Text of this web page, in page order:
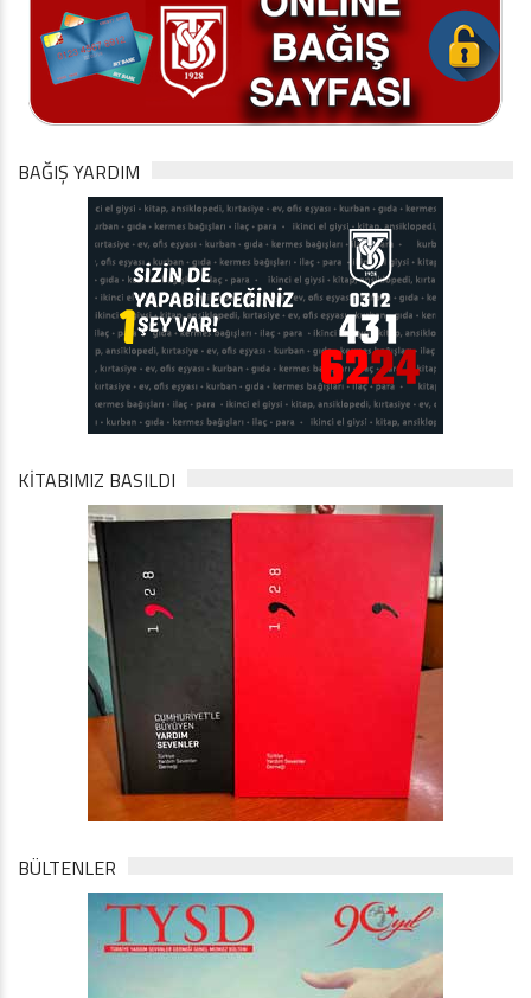
BAĞIŞ YARDIM
KİTABIMIZ BASILDI
BÜLTENLER